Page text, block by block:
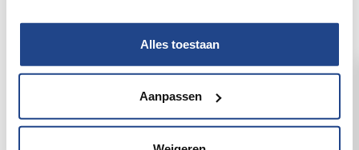
Alles toestaan
Aanpassen
Edition 165 Pk/Cv Aut.
4 4